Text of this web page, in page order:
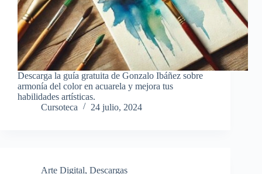
Descarga la guía gratuita de Gonzalo Ibáñez sobre
armonía del color en acuarela y mejora tus
habilidades artísticas.
Cursoteca
24 julio, 2024
Arte Digital, Descargas